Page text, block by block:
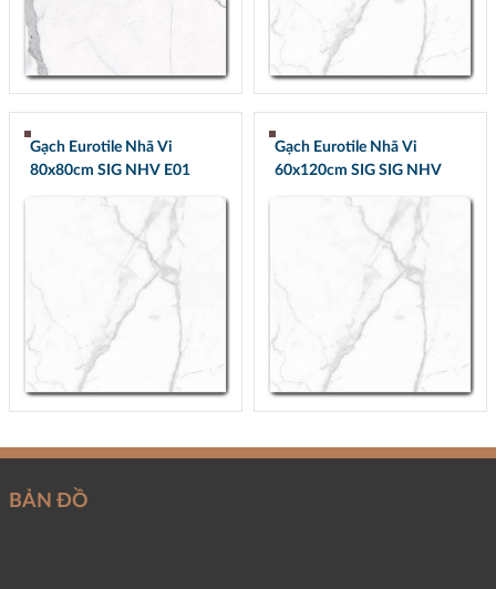
Gạch Eurotile Nhã Vi
80x80cm SIG NHV E01
Gạch Eurotile Nhã Vi
60x120cm SIG SIG NHV
BẢN ĐỒ